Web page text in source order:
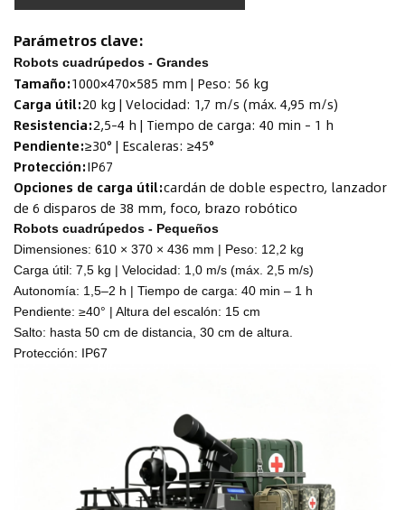
Parámetros clave:
Robots cuadrúpedos - Grandes
Tamaño:1000×470×585 mm | Peso: 56 kg
Carga útil:20 kg | Velocidad: 1,7 m/s (máx. 4,95 m/s)
Resistencia:2,5–4 h | Tiempo de carga: 40 min – 1 h
Pendiente:≥30° | Escaleras: ≥45°
Protección:IP67
Opciones de carga útil:cardán de doble espectro, lanzador
de 6 disparos de 38 mm, foco, brazo robótico
Robots cuadrúpedos - Pequeños
Dimensiones: 610 × 370 × 436 mm | Peso: 12,2 kg
Carga útil: 7,5 kg | Velocidad: 1,0 m/s (máx. 2,5 m/s)
Autonomía: 1,5–2 h | Tiempo de carga: 40 min – 1 h
Pendiente: ≥40° | Altura del escalón: 15 cm
Salto: hasta 50 cm de distancia, 30 cm de altura.
Protección: IP67